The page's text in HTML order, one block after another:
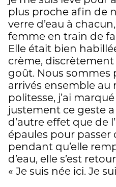
plus proche afin de
verre d’eau à
femme en train de
Elle était bien
crème,
goût. Nous
arrivés ensemble au
politesse, j’ai
justement ce geste
d’autre effet que de
épaules pour
pendant qu’elle
d’eau, elle s’est
« Je suis née ici. Je